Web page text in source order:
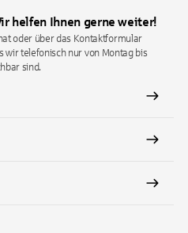
helfen Ihnen gerne weiter!
oder über das Kontaktformular
wir telefonisch nur von Montag bis
sind.